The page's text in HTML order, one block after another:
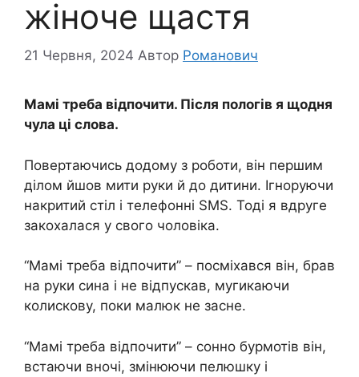
жіноче щастя
21 Червня, 2024 Автор Романович
Мамі треба відпочити. Після пологів я щодня
чула ці слова.
Повертаючись додому з роботи, він першим
ділом йшов мити руки й до дитини. Ігноруючи
накритий стіл і телефонні SMS. Тоді я вдруге
закохалася у свого чоловіка.
“Мамі треба відпочити” – посміхався він, брав
на руки сина і не відпускав, мугикаючи
колискову, поки малюк не засне.
“Мамі треба відпочити” – сонно бурмотів він,
встаючи вночі, змінюючи пелюшку і